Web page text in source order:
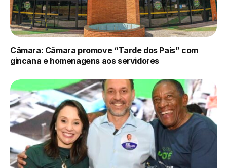
Câmara: Câmara promove “Tarde dos Pais” com
gincana e homenagens aos servidores